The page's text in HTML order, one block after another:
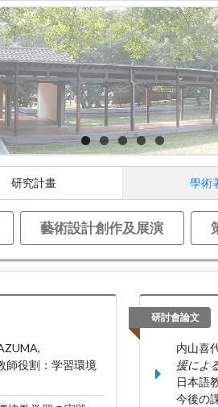
研究計畫 學術
藝術設計創作及展演
師役割：学習環境
研討會論文
内山喜
援によ
日本語
今後の